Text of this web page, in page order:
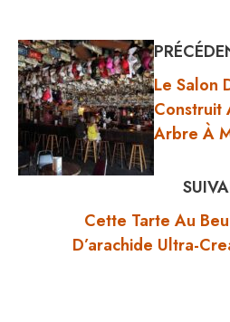
Le Salon
Construit
Arbre À
Cette Tarte Au
D’arachide Ultra-